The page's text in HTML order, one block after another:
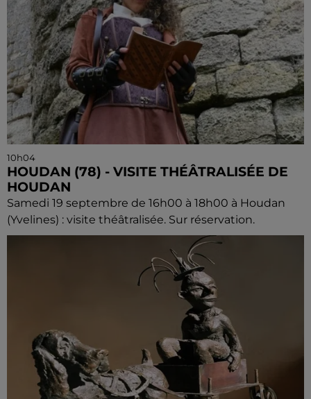
10h04
HOUDAN (78) - VISITE THÉÂTRALISÉE DE
HOUDAN
Samedi 19 septembre de 16h00 à 18h00 à Houdan
(Yvelines) : visite théâtralisée. Sur réservation.